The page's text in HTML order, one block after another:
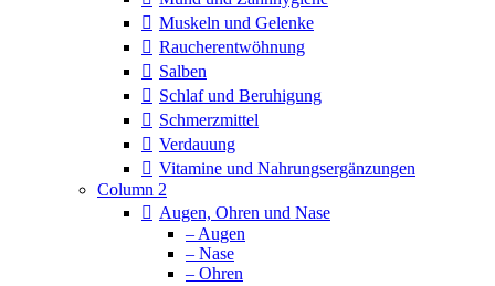
Muskeln und Gelenke
Raucherentwöhnung
Salben
Schlaf und Beruhigung
Schmerzmittel
Verdauung
Vitamine und Nahrungsergänzungen
Column 2
Augen, Ohren und Nase
– Augen
– Nase
– Ohren